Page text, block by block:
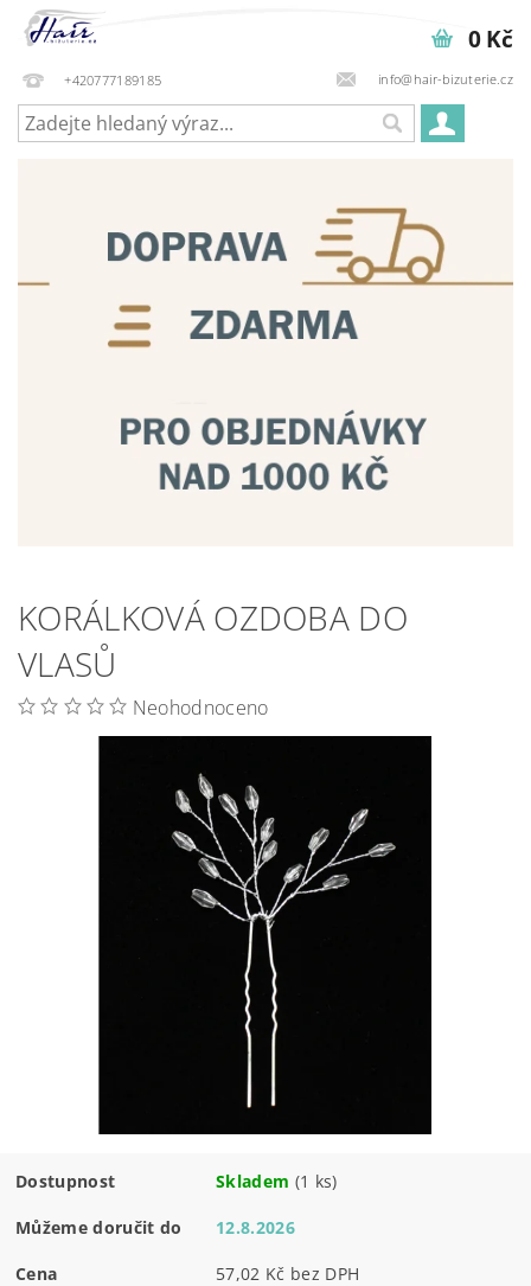
+420777189185 info@hair-bizuterie.cz
0 Kč
KORÁLKOVÁ OZDOBA DO
VLASŮ
Neohodnoceno
Dostupnost Skladem (1 ks)
Můžeme doručit do 12.8.2026
Cena 57,02 Kč bez DPH